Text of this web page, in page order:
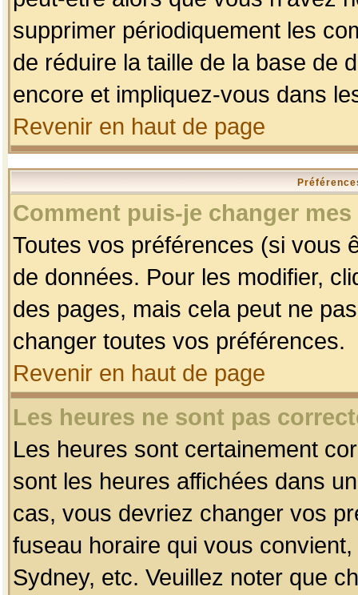
supprimer périodiquement les
de réduire la taille de la base de
encore et impliquez-vous dans
Revenir en haut de page
Comment puis-je changer
Toutes vos préférences (si vous
de données. Pour les modifier,
des pages, mais cela peut ne
changer toutes vos préférences.
Revenir en haut de page
Les heures ne sont pas
Les heures sont certainement
sont les heures affichées dans
cas, vous devriez changer vos
fuseau horaire qui vous
Sydney, etc. Veuillez noter que